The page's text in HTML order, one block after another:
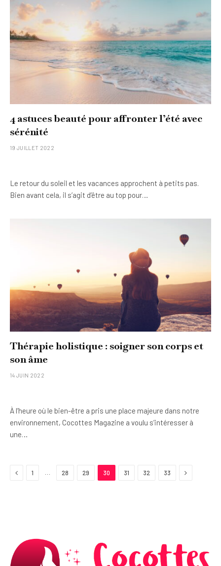
4 astuces beauté pour affronter l’été avec
sérénité
19 JUILLET 2022
Le retour du soleil et les vacances approchent à petits pas.
Bien avant cela, il s’agit d’être au top pour…
Thérapie holistique : soigner son corps et
son âme
14 JUIN 2022
À l’heure où le bien-être a pris une place majeure dans notre
environnement, Cocottes Magazine a voulu s’intéresser à
une…
Previous
1 28 29 30 31 32 33 Next